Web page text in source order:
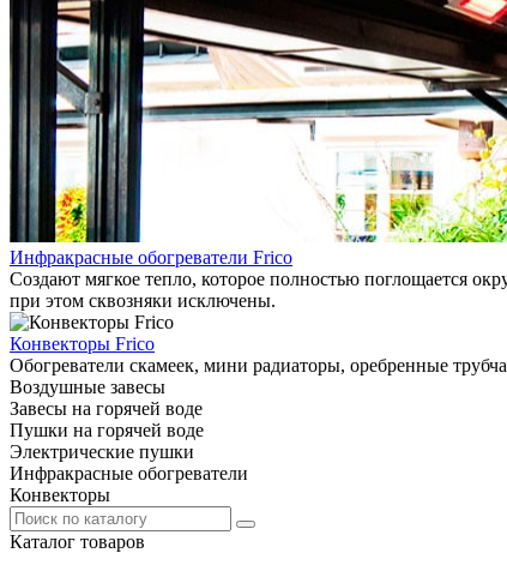
Инфракрасные обогреватели Frico
Создают мягкое тепло, которое полностью поглощается
при этом сквозняки исключены.
Конвекторы Frico
Обогреватели скамеек, мини радиаторы, оребренные
Воздушные завесы
Завесы на горячей воде
Пушки на горячей воде
Электрические пушки
Инфракрасные обогреватели
Конвекторы
Каталог товаров